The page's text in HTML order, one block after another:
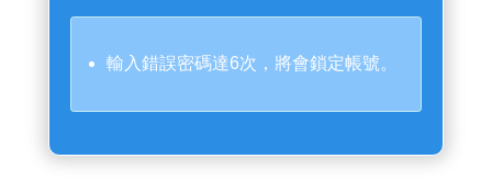
輸入錯誤密碼達6次，將會鎖定帳號。